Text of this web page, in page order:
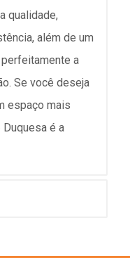
qualidade,
além de um
a
Se você deseja
espaço mais
é a